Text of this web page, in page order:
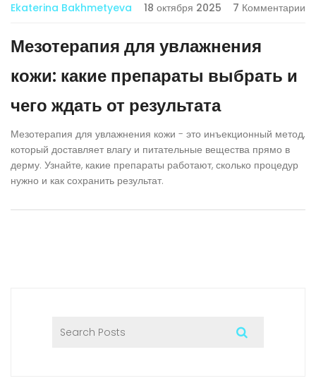
Ekaterina Bakhmetyeva 18 октября 2025 7 Комментарии
Мезотерапия для увлажнения
кожи: какие препараты выбрать и
чего ждать от результата
Мезотерапия для увлажнения кожи - это инъекционный метод,
который доставляет влагу и питательные вещества прямо в
дерму. Узнайте, какие препараты работают, сколько процедур
нужно и как сохранить результат.